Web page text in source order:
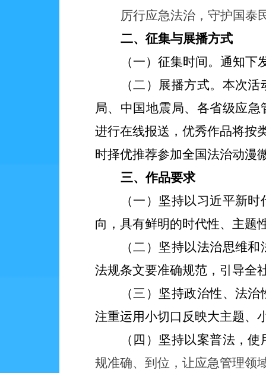
厉行应急法治，守护国泰
二、征集与展播方式
（一）征集时间。 通知下
（二）展播方式。 本次活
局、中国地震局、 各省级应急
进行在线报送，优秀作品将按
时择优推荐参加全国法治动漫
三、作品要求
（一）坚持以习近平新
向，具有鲜明的时代性、主题
（二）坚持以法治思维
法规条文要准确规范，引导全
（三）坚持政治性、法
注重运用小切口反映大主题、
（四）坚持以案普法，
规准确、到位， 让应急管理领